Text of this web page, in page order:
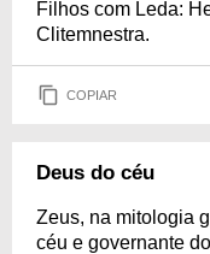
Filhos com Leda:
Clitemnestra.
COPIAR
Deus do céu
Zeus, na mitologia
céu e governante